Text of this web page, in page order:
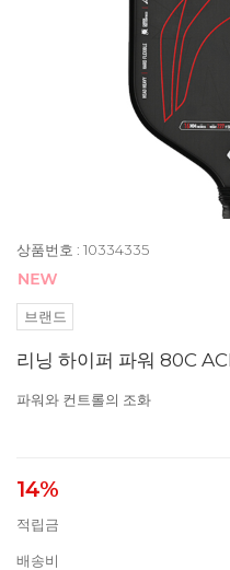
상품번호 : 10334335
브랜드
리닝 하이퍼 파워 80C
파워와 컨트롤의 조화
14%
적립금
배송비